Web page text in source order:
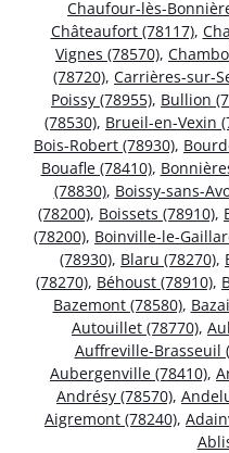
Chaufour-lès-
Châteaufort (78117),
Vignes (78570),
(78720), Carrières-sur-
Poissy (78955), Bullion
(78530), Brueil-en-Vexin
Bois-Robert (78930),
Bouafle (78410),
(78830), Boissy-sans-
(78200), Boissets (78910),
(78200), Boinville-le-
(78930), Blaru (78270),
(78270), Béhoust (78910),
Bazemont (78580),
Autouillet (78770),
Auffreville-Brasseuil
Aubergenville (78410),
Andrésy (78570),
Aigremont (78240),